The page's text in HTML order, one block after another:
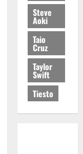
Steve
Aoki
Taio
Cruz
Taylor
Swift
Tiesto